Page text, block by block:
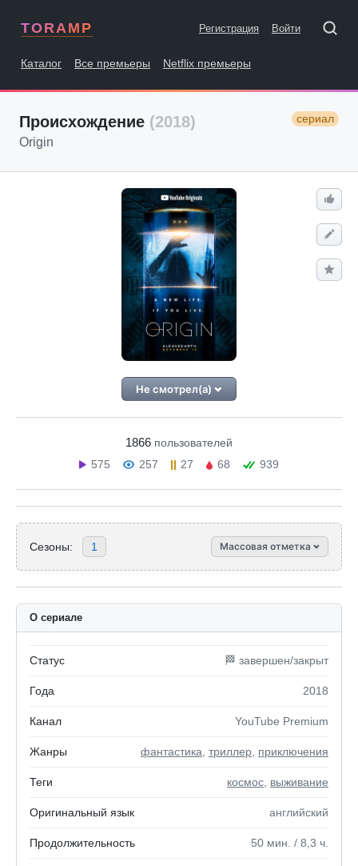
TORAMP Регистрация Войти
Каталог Все премьеры Netflix премьеры
Происхождение (2018) сериал
Origin
Не смотрел(а)
1866 пользователей
575
257 27 68 939
Сезоны: 1 Массовая отметка
О сериале
Статус 🏁 завершен/закрыт
Года 2018
Канал YouTube Premium
Жанры фантастика триллер приключения
Теги космос выживание
Оригинальный язык английский
Продолжительность 50 мин. / 8,3 ч.